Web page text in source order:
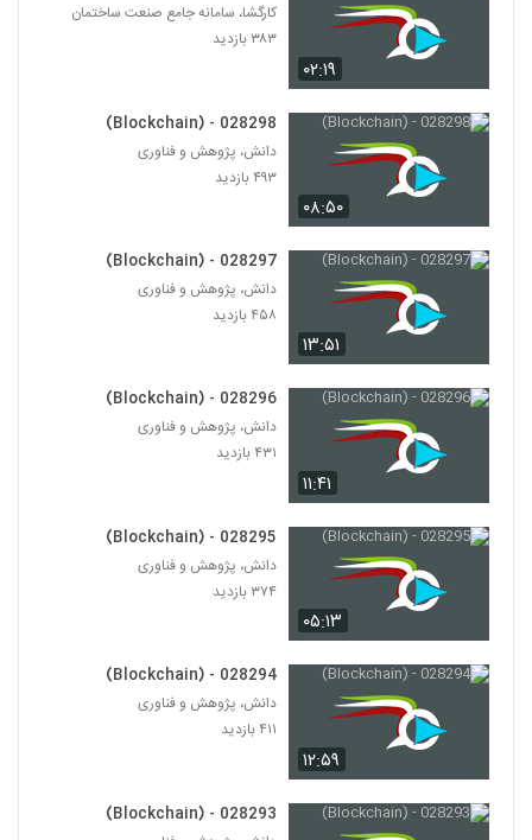
۰۲:۱۹
کارگشا، سامانه جامع صنعت ساختمان
۳۸۳ بازدید
۰۸:۵۰
028298 - (Blockchain)
دانش، پژوهش و فناوری
۴۹۳ بازدید
۱۳:۵۱
028297 - (Blockchain)
دانش، پژوهش و فناوری
۴۵۸ بازدید
۱۱:۴۱
028296 - (Blockchain)
دانش، پژوهش و فناوری
۴۳۱ بازدید
۰۵:۱۳
028295 - (Blockchain)
دانش، پژوهش و فناوری
۳۷۴ بازدید
۱۲:۵۹
028294 - (Blockchain)
دانش، پژوهش و فناوری
۴۱۱ بازدید
028293 - (Blockchain)